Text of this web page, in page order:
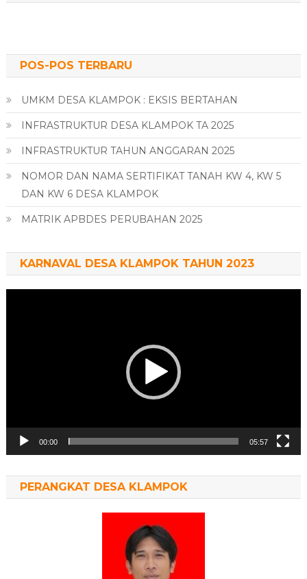
POS-POS TERBARU
UMKM DESA KLAMPOK : EKSIS BERTAHAN
INFRASTRUKTUR DESA KLAMPOK TA 2025
INFRASTRUKTUR TAHUN ANGGARAN 2025
NOMOR DAN NAMA SERTIFIKAT TANAH KW 4, KW 5
DAN KW 6 DESA KLAMPOK
MATRIK APBDES PERUBAHAN 2025
KARNAVAL DESA KLAMPOK TAHUN 2023
00:00 05:57
PERANGKAT DESA KLAMPOK